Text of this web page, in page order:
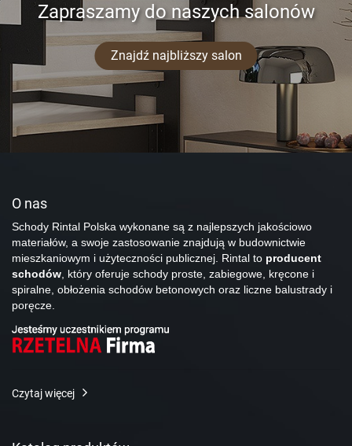
Zapraszamy do naszych salonów
Znajdź najbliższy salon
O nas
Schody Rintal Polska wykonane są z najlepszych jakościowo
materiałów, a swoje zastosowanie znajdują w budownictwie
mieszkaniowym i użyteczności publicznej. Rintal to producent
schodów, który oferuje schody proste, zabiegowe, kręcone i
spiralne, obłożenia schodów betonowych oraz liczne balustrady i
poręcze.
Czytaj więcej